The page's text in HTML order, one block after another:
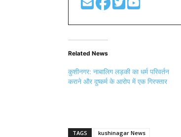
Related News
कुशीनगर: नाबालिग लड़की का धर्म परिवर्तन
कराने और दुष्कर्म के आरोप में एक गिरफ्तार
TAGS kushinagar News